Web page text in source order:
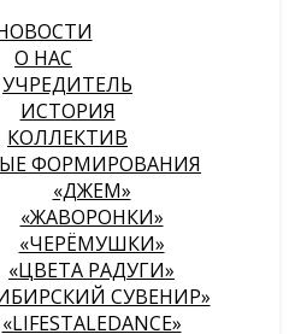
О НАС
УЧРЕДИТЕЛЬ
ИСТОРИЯ
КОЛЛЕКТИВ
ФОРМИРОВАНИЯ
«ДЖЕМ»
«ЖАВОРОНКИ»
«ЧЕРЁМУШКИ»
«ЦВЕТА РАДУГИ»
СУВЕНИР»
«LIFESTALEDANCE»